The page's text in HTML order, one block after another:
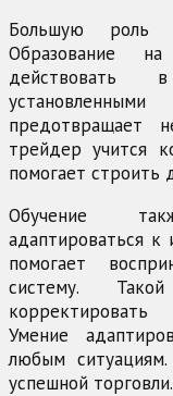
Большую роль
Образование
действовать
предотвращает
трейдер учится
помогает строить
Обучение
адаптироваться к
помогает
систему.
Умение
любым ситуациям.
успешной торговли.